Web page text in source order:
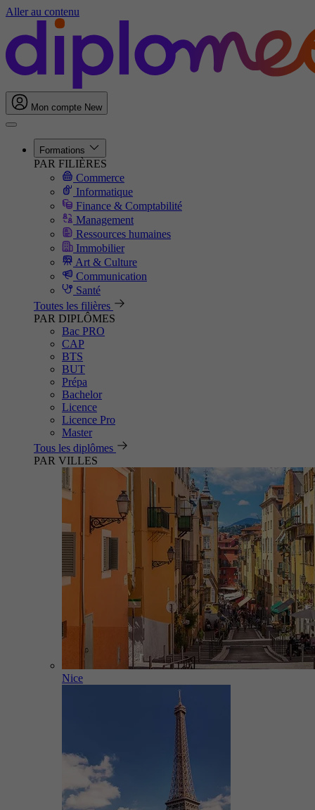
Aller au contenu
Mon compte New
Formations
PAR FILIÈRES
Commerce
Informatique
Finance & Comptabilité
Management
Ressources humaines
Immobilier
Art & Culture
Communication
Santé
Toutes les filières
PAR DIPLÔMES
Bac PRO
CAP
BTS
BUT
Prépa
Bachelor
Licence
Licence Pro
Master
Tous les diplômes
PAR VILLES
Nice